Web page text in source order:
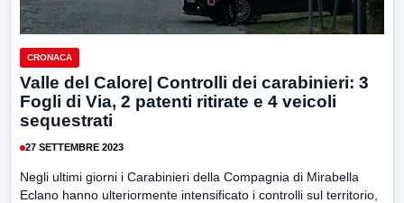
CRONACA
Valle del Calore| Controlli dei carabinieri: 3
Fogli di Via, 2 patenti ritirate e 4 veicoli
sequestrati
27 SETTEMBRE 2023
Negli ultimi giorni i Carabinieri della Compagnia di Mirabella
Eclano hanno ulteriormente intensificato i controlli sul territorio,